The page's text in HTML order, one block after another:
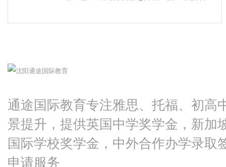
通途国际教育专注雅思、托福、初高
景提升，提供英国中学奖学金，新加
国际学校奖学金，中外合作办学录取
申请服务